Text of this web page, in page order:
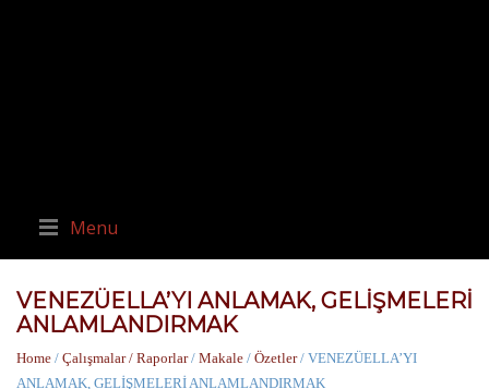
Menu
VENEZÜELLA’YI ANLAMAK, GELİŞMELERİ
ANLAMLANDIRMAK
Home / Çalışmalar / Raporlar/ Makale / Özetler/ VENEZÜELLA’YI
ANLAMAK, GELİŞMELERİ ANLAMLANDIRMAK